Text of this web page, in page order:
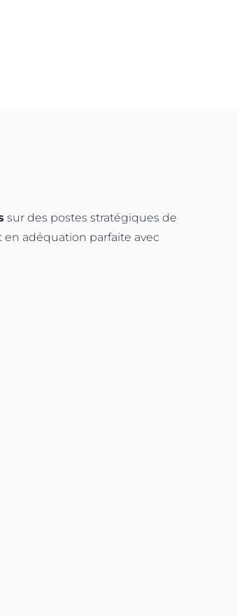
sur des postes stratégiques de
en adéquation parfaite avec